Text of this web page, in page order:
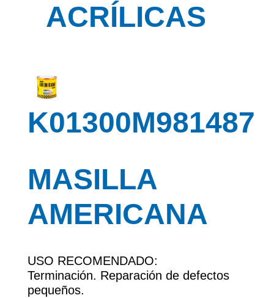
ACRÍLICAS
K01300M981487
MASILLA
AMERICANA
USO RECOMENDADO:
Terminación. Reparación de defectos
pequeños.